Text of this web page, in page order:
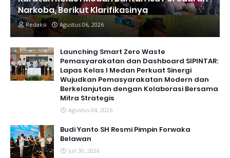
Narkoba, Berikut Klarifikasinya
Redaksi Agustus 06, 2026
Launching Smart Zero Waste
Pemasyarakatan dan Dashboard SIPINTAR:
Lapas Kelas I Medan Perkuat Sinergi
Wujudkan Pemasyarakatan Modern dan
Berkelanjutan dengan Kolaborasi Bersama
Mitra Strategis
Agustus 04, 2026
Budi Yanto SH Resmi Pimpin Forwaka
Belawan
Juli 30, 2026